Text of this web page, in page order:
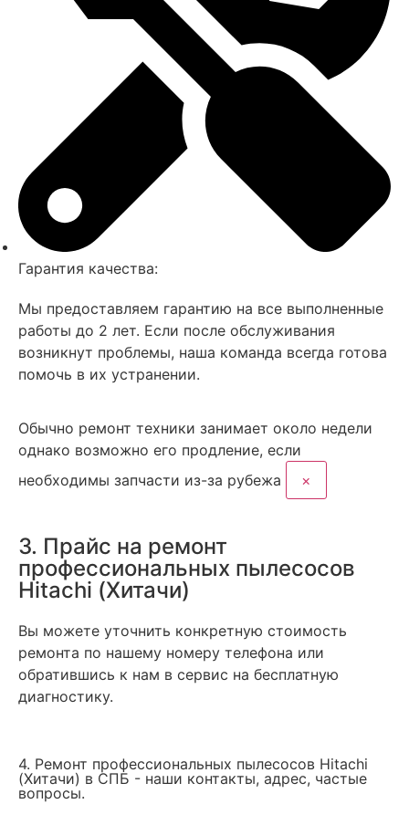
Гарантия качества:
Мы предоставляем гарантию на все выполненные
работы до 2 лет. Если после обслуживания
возникнут проблемы, наша команда всегда готова
помочь в их устранении.
Обычно ремонт техники занимает около недели
однако возможно его продление, если
необходимы запчасти из-за рубежа
×
3. Прайс на ремонт
профессиональных пылесосов
Hitachi (Хитачи)
Вы можете уточнить конкретную стоимость
ремонта по нашему номеру телефона или
обратившись к нам в сервис на бесплатную
диагностику.
4. Ремонт профессиональных пылесосов Hitachi
(Хитачи) в СПБ - наши контакты, адрес, частые
вопросы.